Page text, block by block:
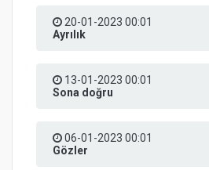
20-01-2023 00:01
Ayrılık
13-01-2023 00:01
Sona doğru
06-01-2023 00:01
Gözler